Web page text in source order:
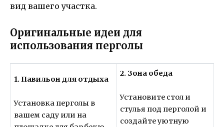
вид вашего участка.
Оригинальные идеи для
использования перголы
1. Павильон для отдыха
Установка перголы в
вашем саду или на
2. Зона обеда
Установите стол и
стулья под перголой и
создайте уютную